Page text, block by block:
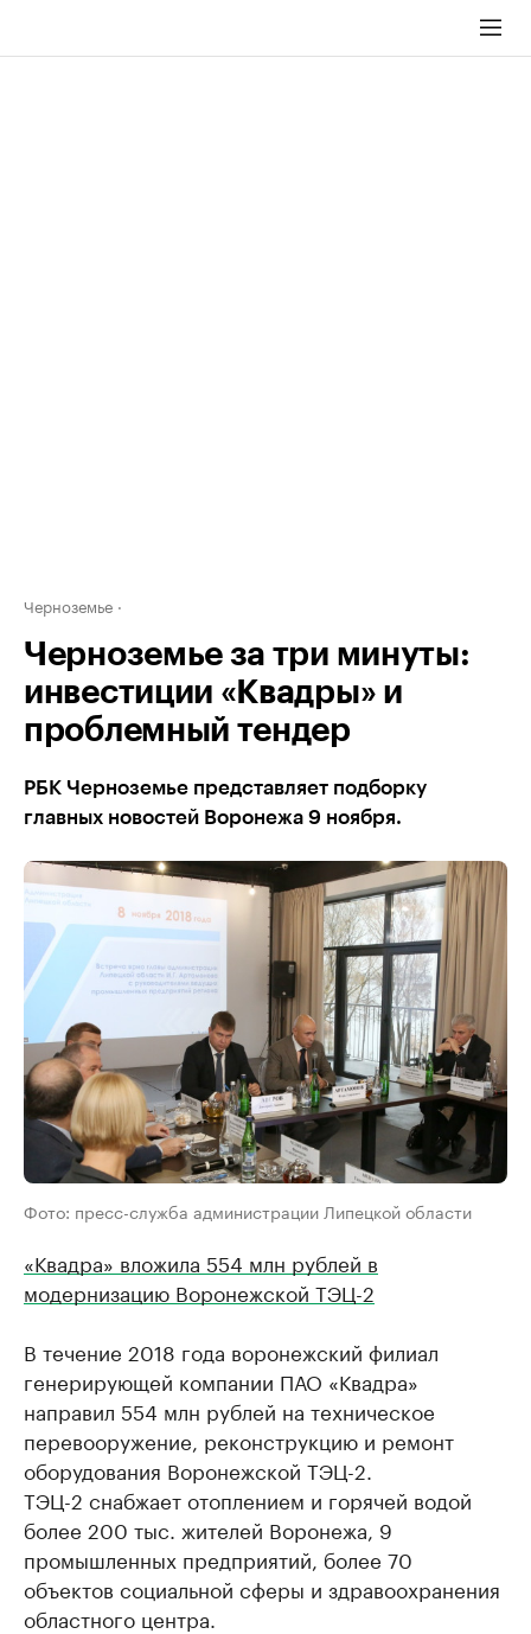
Черноземье
Черноземье за три минуты:
инвестиции «Квадры» и
проблемный тендер
РБК Черноземье представляет подборку
главных новостей Воронежа 9 ноября.
Фото: пресс-служба администрации Липецкой области
«Квадра» вложила 554 млн рублей в
модернизацию Воронежской ТЭЦ-2
В течение 2018 года воронежский филиал
генерирующей компании ПАО «Квадра»
направил 554 млн рублей на техническое
перевооружение, реконструкцию и ремонт
оборудования Воронежской ТЭЦ-2.
ТЭЦ-2 снабжает отоплением и горячей водой
более 200 тыс. жителей Воронежа, 9
промышленных предприятий, более 70
объектов социальной сферы и здравоохранения
областного центра.